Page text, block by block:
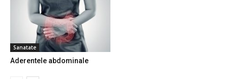
Sanatate
Aderentele abdominale